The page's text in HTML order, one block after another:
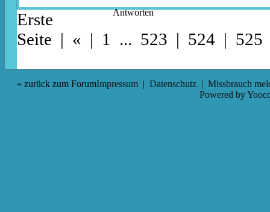
Antworten
Erste
Seite | « | 1 ... 523 | 524 |
« zurück zum ForumImpressum | Datenschutz | Missbrauch
Powered by